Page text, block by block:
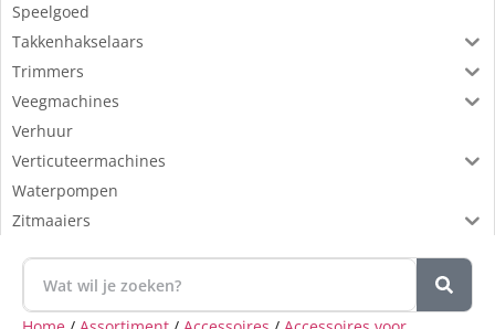
Speelgoed
Takkenhakselaars
Trimmers
Veegmachines
Verhuur
Verticuteermachines
Waterpompen
Zitmaaiers